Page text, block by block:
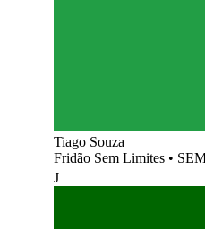
Tiago Souza
Fridão Sem Limites •
J